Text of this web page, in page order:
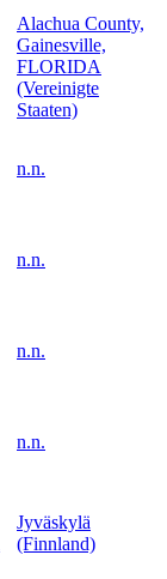
Alachua County,
Gainesville,
FLORIDA
(Vereinigte
Staaten)
n.n.
n.n.
n.n.
n.n.
Jyväskylä
(Finnland)